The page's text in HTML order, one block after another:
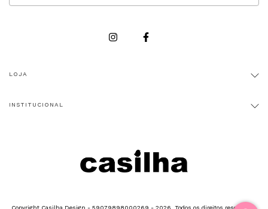
LOJA
INSTITUCIONAL
Copyright Casilha Design - 59079898000269 - 2026. Todos os direitos reservados.